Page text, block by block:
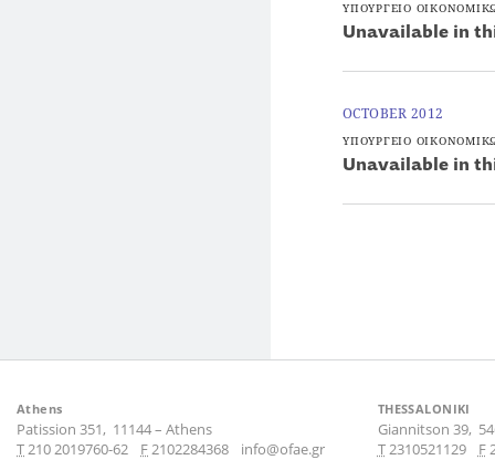
ΥΠΟΥΡΓΕΙΟ
Unavailable in
OCTOBER 2012
ΥΠΟΥΡΓΕΙΟ
Unavailable in
Athens
Patission 351, 11144– Athens
Τ210 2019760-62 F2102284368 info@ofae.gr
THESSALONIKI
Giannitson 39,
Τ2310521129 F